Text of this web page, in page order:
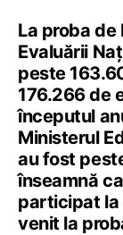
La proba
Evaluării
peste
176.266 de
începutul
Ministerul
au fost
înseamnă
participat la
venit la